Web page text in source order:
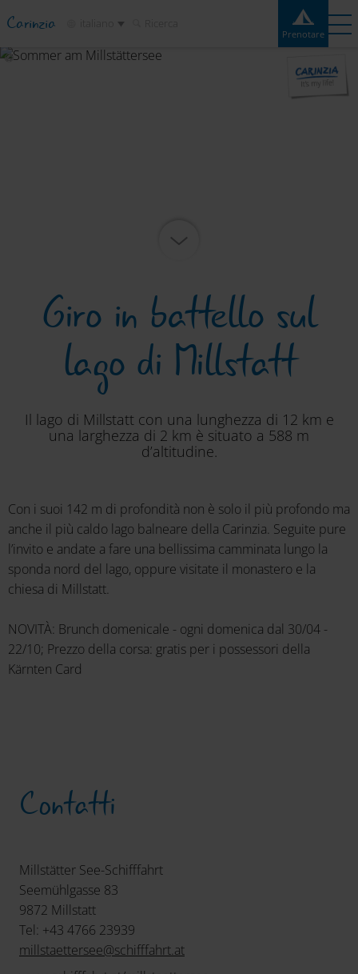
Carinzia Prenotare
Giro in battello sul
lago di Millstatt
Il lago di Millstatt con una lunghezza di 12 km e
una larghezza di 2 km è situato a 588 m
d’altitudine.
Con i suoi 142 m di profondità non è solo il più profondo ma
anche il più caldo lago balneare della Carinzia. Seguite pure
l’invito e andate a fare una bellissima camminata lungo la
sponda nord del lago, oppure visitate il monastero e la
chiesa di Millstatt.
NOVITÀ: Brunch domenicale - ogni domenica dal 30/04 -
22/10; Prezzo della corsa: gratis per i possessori della
Kärnten Card
Contatti
Millstätter See-Schifffahrt
Seemühlgasse 83
9872 Millstatt
Tel: +43 4766 23939
millstaettersee@schifffahrt.at